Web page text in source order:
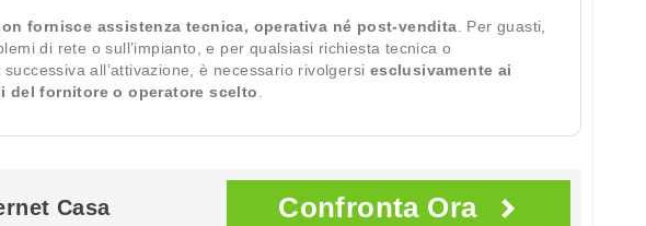
fornisce assistenza tecnica, operativa né post-vendita . Per guasti,
di rete o sull’impianto, e per qualsiasi richiesta tecnica o
all’attivazione, è necessario rivolgersi esclusivamente ai
del fornitore o operatore scelto
Casa Confronta Ora